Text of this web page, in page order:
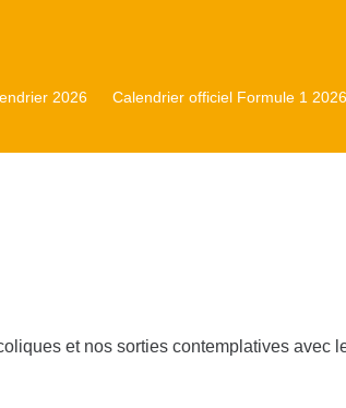
2026 Calendrier officiel Formule 1 2026
et nos sorties contemplatives avec